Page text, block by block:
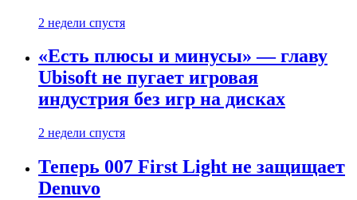
2 недели спустя
«Есть плюсы и минусы» — главу
Ubisoft не пугает игровая
индустрия без игр на дисках
2 недели спустя
Теперь 007 First Light не защищает
Denuvo